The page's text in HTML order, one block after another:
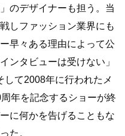
のデザイナーも担う。当
しファッション業界にも
早々ある理由によって公
ンタビューは受けない」
して2008年に行われたメ
年を記念するショーが終
に何かを告げることもな
た。